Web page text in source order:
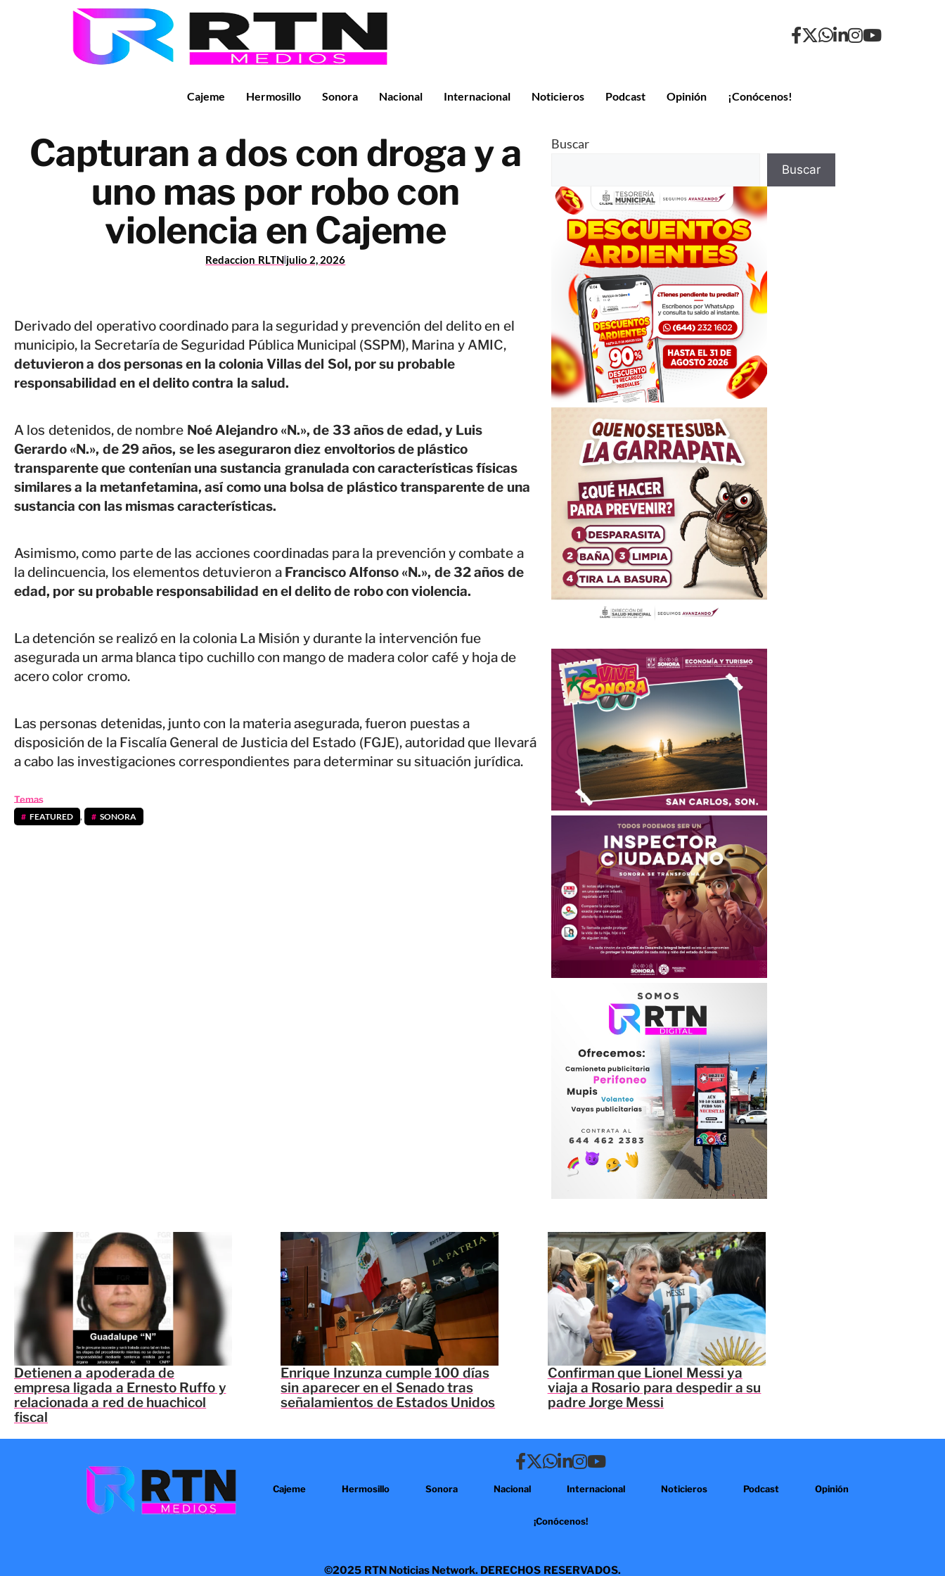
Cajeme Hermosillo Sonora Nacional Internacional Noticieros Podcast Opinión ¡Conócenos!
Capturan a dos con droga y a
uno mas por robo con
violencia en Cajeme
Redaccion RLTNjulio 2, 2026
Derivado del operativo coordinado para la seguridad y prevención del delito en el
municipio, la Secretaría de Seguridad Pública Municipal (SSPM), Marina y AMIC,
detuvieron a dos personas en la colonia Villas del Sol, por su probable
responsabilidad en el delito contra la salud.
A los detenidos, de nombre Noé Alejandro «N.», de 33 años de edad, y Luis
Gerardo «N.», de 29 años, se les aseguraron diez envoltorios de plástico
transparente que contenían una sustancia granulada con características físicas
similares a la metanfetamina, así como una bolsa de plástico transparente de una
sustancia con las mismas características.
Asimismo, como parte de las acciones coordinadas para la prevención y combate a
la delincuencia, los elementos detuvieron aFrancisco Alfonso «N.», de 32 años de
edad, por su probable responsabilidad en el delito de robo con violencia.
La detención se realizó en la colonia La Misión y durante la intervención fue
asegurada un arma blanca tipo cuchillo con mango de madera color café y hoja de
acero color cromo.
Las personas detenidas, junto con la materia asegurada, fueron puestas a
disposición de la Fiscalía General de Justicia del Estado (FGJE), autoridad que llevará
a cabo las investigaciones correspondientes para determinar su situación jurídica.
Temas
FEATURED , SONORA
Buscar
Buscar
Detienen a apoderada de
empresa ligada a Ernesto Ruffo y
relacionada a red de huachicol
fiscal
Enrique Inzunza cumple 100 días
sin aparecer en el Senado tras
señalamientos de Estados Unidos
Confirman que Lionel Messi ya
viaja a Rosario para despedir a su
padre Jorge Messi
Cajeme Hermosillo Sonora Nacional Internacional Noticieros Podcast Opinión
¡Conócenos!
©2025 RTN Noticias Network. DERECHOS RESERVADOS.